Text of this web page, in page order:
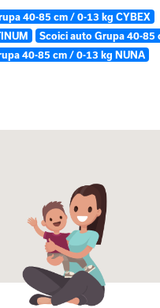
40-85 cm / 0-13 kg CYBEX
Scoici auto Grupa 40-85
40-85 cm / 0-13 kg NUNA